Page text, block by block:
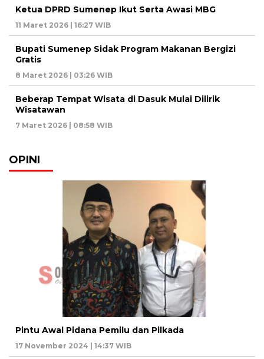
Ketua DPRD Sumenep Ikut Serta Awasi MBG
11 Maret 2026 | 16:27 WIB
Bupati Sumenep Sidak Program Makanan Bergizi
Gratis
8 Maret 2026 | 03:26 WIB
Beberap Tempat Wisata di Dasuk Mulai Dilirik
Wisatawan
7 Maret 2026 | 08:58 WIB
OPINI
Pintu Awal Pidana Pemilu dan Pilkada
17 November 2024 | 14:37 WIB